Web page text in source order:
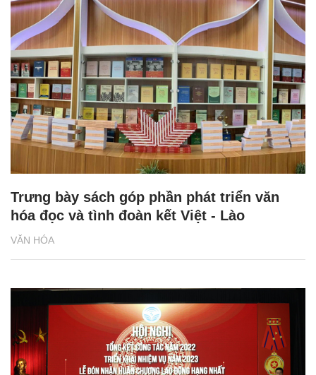
VĂN HÓA
Trưng bày sách góp phần phát triển văn
hóa đọc và tình đoàn kết Việt - Lào